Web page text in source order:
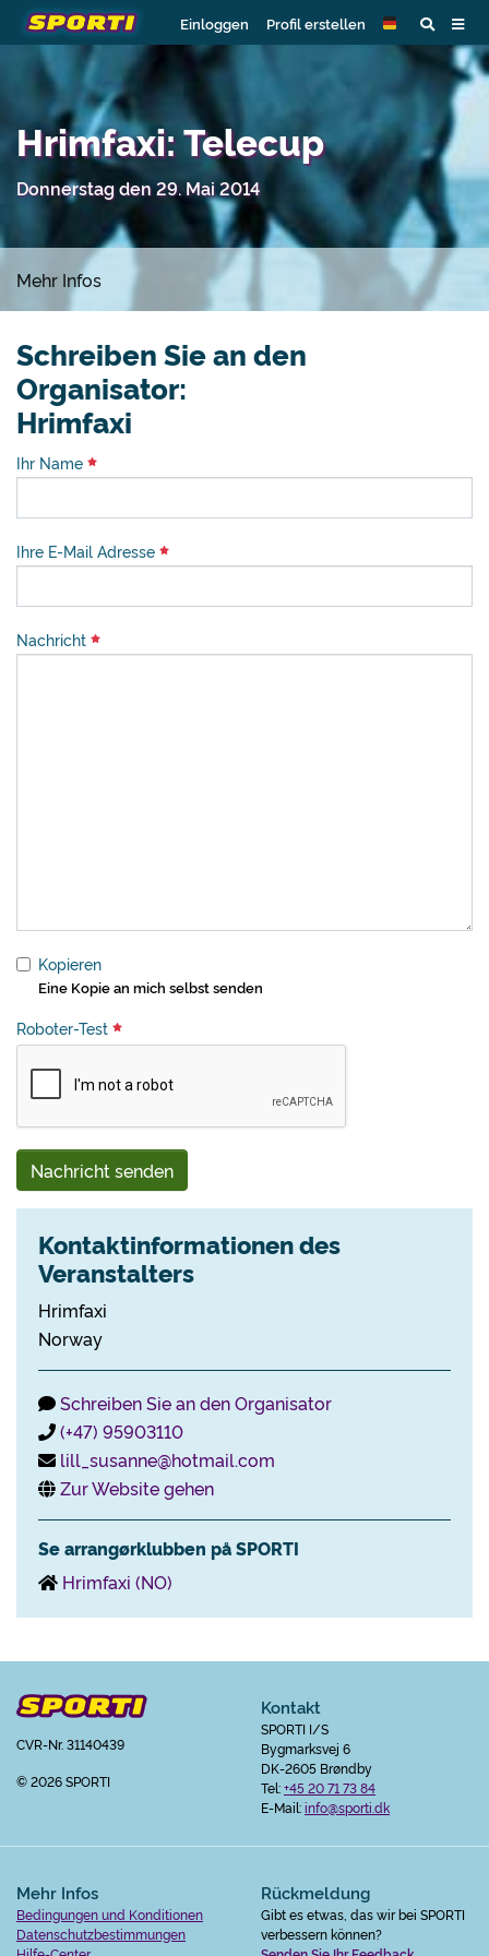
Einloggen Profil erstellen
Hrimfaxi: Telecup
Donnerstag den 29. Mai 2014
Mehr Infos
Schreiben Sie an den
Organisator:
Hrimfaxi
Ihr Name
Ihre E-Mail Adresse
Nachricht
Kopieren
Eine Kopie an mich selbst senden
Roboter-Test
Nachricht senden
Kontaktinformationen des
Veranstalters
Hrimfaxi
Norway
Schreiben Sie an den Organisator
(+47) 95903110
lill_susanne@hotmail.com
Zur Website gehen
Se arrangørklubben på SPORTI
Hrimfaxi (NO)
CVR-Nr. 31140439
© 2026 SPORTI
Kontakt
SPORTI I/S
Bygmarksvej 6
DK-2605 Brøndby
Tel:+45 20 71 73 84
E-Mail:info@sporti.dk
Mehr Infos
Bedingungen und Konditionen
Datenschutzbestimmungen
Rückmeldung
Gibt es etwas, das wir bei SPORTI
verbessern können?